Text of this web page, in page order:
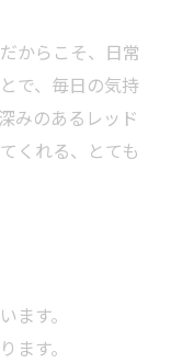
からこそ、日常
で、毎日の気持
みのあるレッド
くれる、とても
ます。
ます。